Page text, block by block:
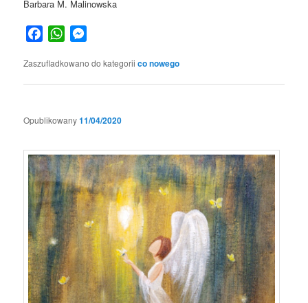
Barbara M. Malinowska
FacebookWhatsApp
Zaszufladkowano do kategorii co nowego
Opublikowany11/04/2020